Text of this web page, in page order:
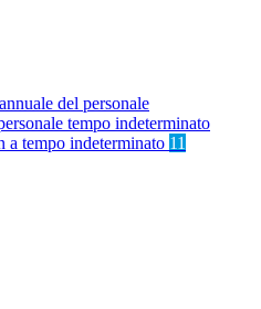
del personale
tempo indeterminato
a tempo indeterminato 11